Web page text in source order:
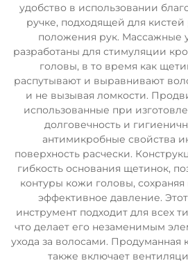
удобство в использовании
ручке, подходящей для
положения рук. Массажные
разработаны для стимуляции
головы, в то время как
распутывают и выравнивают
и не вызывая ломкости.
использованные при
долговечность и
антимикробные свойства
поверхность расчески.
гибкость основания щетинок,
контуры кожи головы,
эффективное давление.
инструмент подходит для всех
что делает его незаменимым
ухода за волосами. Продуманная
также включает